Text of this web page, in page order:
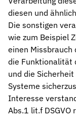
diesen und
Die sonstigen
wie zum Beispiel
einen Missbrauch
die Funktionalität
und die
Systeme
Interesse
Abs.1 lit.f DSGVO